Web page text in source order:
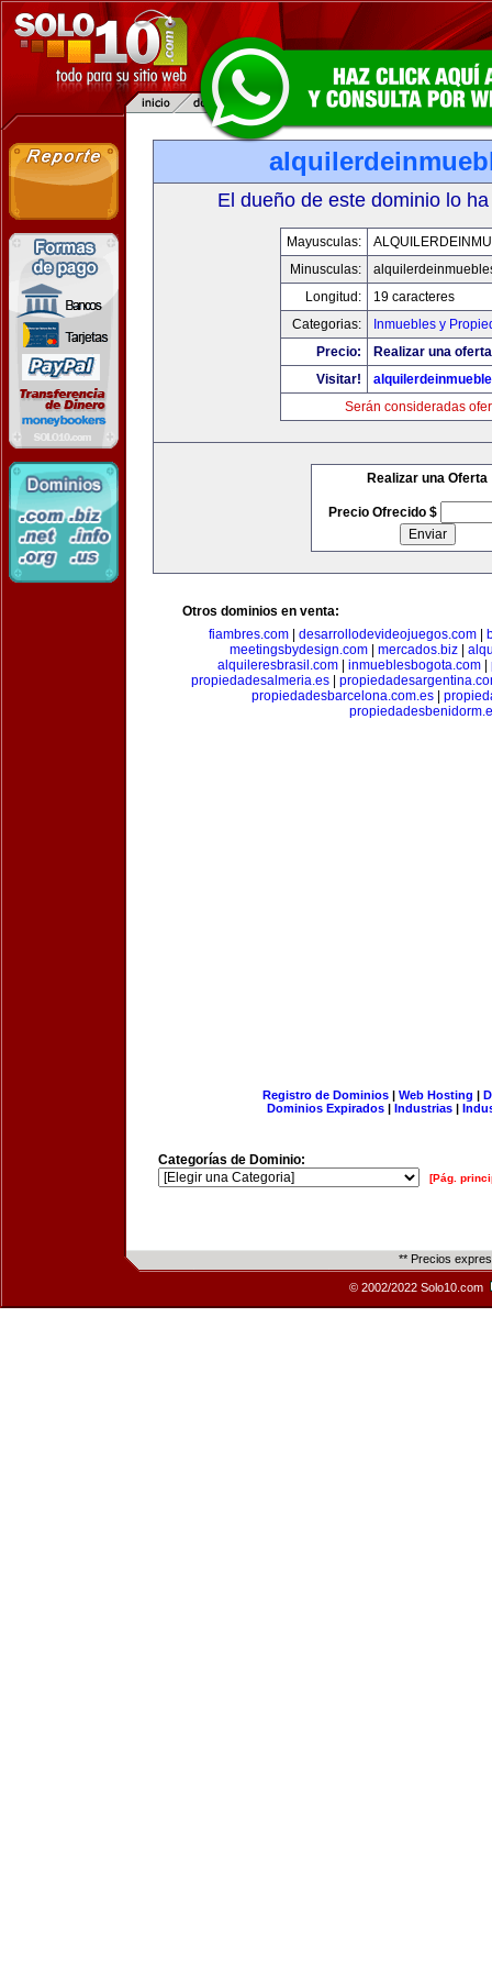
El dueño de este dominio lo
Mayusculas:
Minusculas:
Longitud:
19 caracteres
Categorias:
Inmuebles y
Precio:
Realizar una
Visitar!
Serán consideradas
Realizar una Oferta
Precio Ofrecido $
Otros dominios en venta:
fiambres.com| desarrollodevideojuegos.com|
meetingsbydesign.com| mercados.biz|
alquileresbrasil.com| inmueblesbogota.com|
propiedadesalmeria.es
propiedadesbarcelona.com.es|
Registro de Dominios| Web Hosting |
Dominios Expirados | Industrias |
Categorías de Dominio:
[Pág.
** Precios
© 2002/2022 Solo10.com